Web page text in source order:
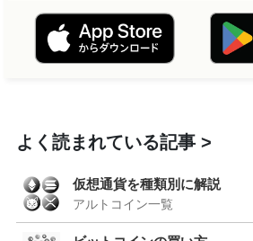
よく読まれている記事
仮想通貨を種類別に解説
アルトコイン一覧